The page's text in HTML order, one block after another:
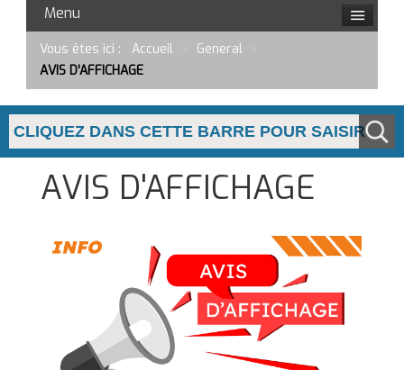
Menu
Vous êtes ici : Accueil General
AVIS D'AFFICHAGE
AVIS D'AFFICHAGE